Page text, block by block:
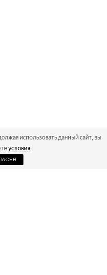
использовать данный сайт, вы
условия